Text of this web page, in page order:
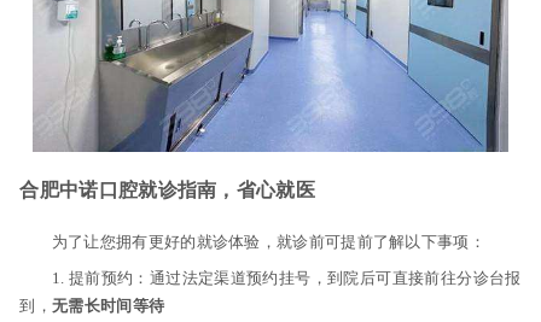
合肥中诺口腔就诊指南，省心就医
为了让您拥有更好的就诊体验，就诊前可提前了解以下事项：
1. 提前预约：通过法定渠道预约挂号，到院后可直接前往分诊台报
到，无需长时间等待